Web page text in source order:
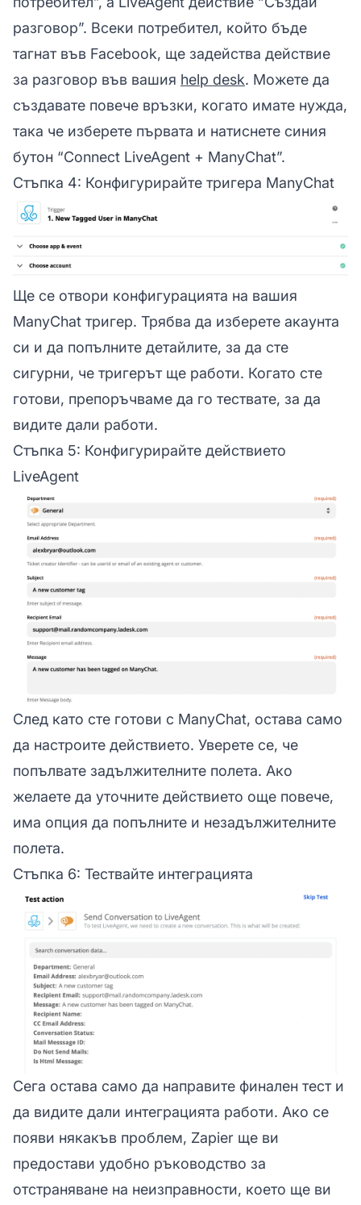
разговор”. Всеки потребител, който бъде
тагнат във Facebook, ще задейства действие
за разговор във вашия help desk. Можете да
създавате повече връзки, когато имате нужда,
така че изберете първата и натиснете синия
бутон “Connect LiveAgent + ManyChat”.
Стъпка 4: Конфигурирайте тригера ManyChat
Ще се отвори конфигурацията на вашия
ManyChat тригер. Трябва да изберете акаунта
си и да попълните детайлите, за да сте
сигурни, че тригерът ще работи. Когато сте
готови, препоръчваме да го тествате, за да
видите дали работи.
Стъпка 5: Конфигурирайте действието
LiveAgent
След като сте готови с ManyChat, остава само
да настроите действието. Уверете се, че
попълвате задължителните полета. Ако
желаете да уточните действието още повече,
има опция да попълните и незадължителните
полета.
Стъпка 6: Тествайте интеграцията
Сега остава само да направите финален тест и
да видите дали интеграцията работи. Ако се
появи някакъв проблем, Zapier ще ви
предостави удобно ръководство за
отстраняване на неизправности, което ще ви